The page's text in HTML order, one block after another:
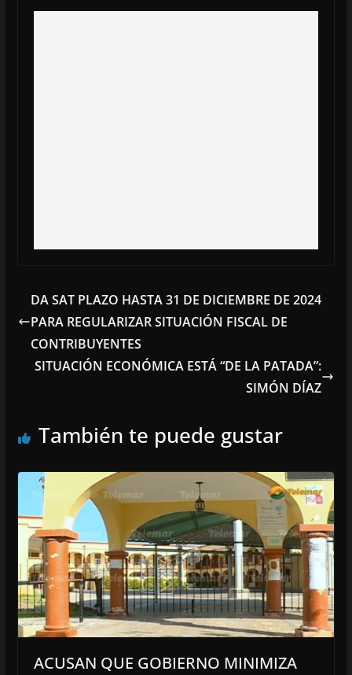
DA SAT PLAZO HASTA 31 DE DICIEMBRE DE 2024
PARA REGULARIZAR SITUACIÓN FISCAL DE
CONTRIBUYENTES
SITUACIÓN ECONÓMICA ESTÁ “DE LA PATADA”:
SIMÓN DÍAZ
También te puede gustar
ACUSAN QUE GOBIERNO MINIMIZA